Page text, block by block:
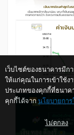
เว็บไซต์ของธนาคารมีก
ให้แก่คุณในการเข้าใช้ง
ประเภทของคุกกี้ที่ธนาค
คุกกี้ได้จากนโยบายกา
ไม่ตกลง